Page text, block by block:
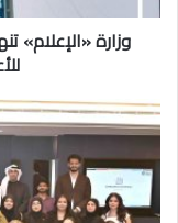
«2026
وزارة «الإعلام»
"كيبكو"
تحتفل
بخريجي
برنامج
"إنبات"